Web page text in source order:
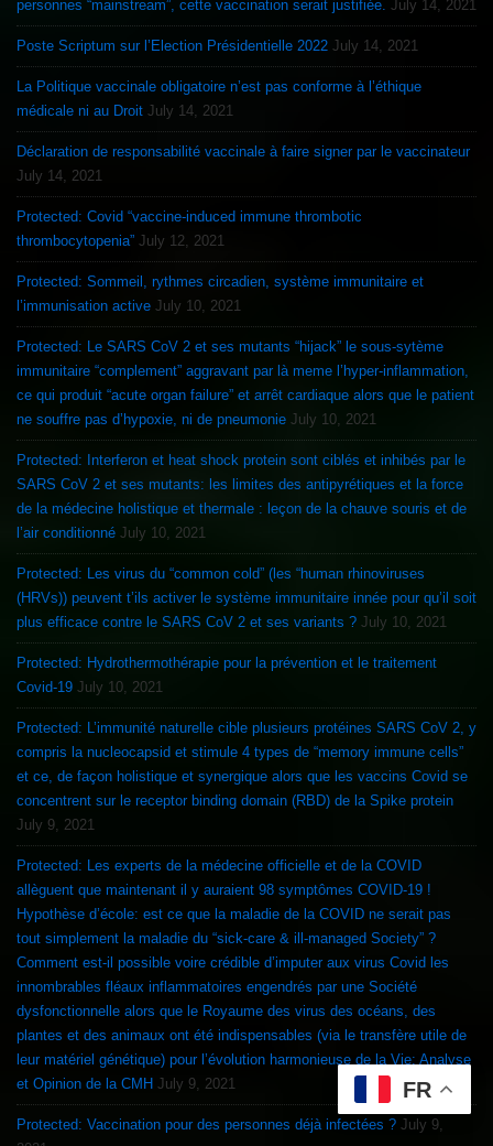
personnes “mainstream”, cette vaccination serait justifiée. July 14, 2021
Poste Scriptum sur l’Election Présidentielle 2022 July 14, 2021
La Politique vaccinale obligatoire n’est pas conforme à l’éthique
médicale ni au Droit July 14, 2021
Déclaration de responsabilité vaccinale à faire signer par le vaccinateur
July 14, 2021
Protected: Covid “vaccine-induced immune thrombotic
thrombocytopenia” July 12, 2021
Protected: Sommeil, rythmes circadien, système immunitaire et
l’immunisation active July 10, 2021
Protected: Le SARS CoV 2 et ses mutants “hijack” le sous-sytème
immunitaire “complement” aggravant par là meme l’hyper-inflammation,
ce qui produit “acute organ failure” et arrêt cardiaque alors que le patient
ne souffre pas d’hypoxie, ni de pneumonie July 10, 2021
Protected: Interferon et heat shock protein sont ciblés et inhibés par le
SARS CoV 2 et ses mutants: les limites des antipyrétiques et la force
de la médecine holistique et thermale : leçon de la chauve souris et de
l’air conditionné July 10, 2021
Protected: Les virus du “common cold” (les “human rhinoviruses
(HRVs)) peuvent t’ils activer le système immunitaire innée pour qu’il soit
plus efficace contre le SARS CoV 2 et ses variants ? July 10, 2021
Protected: Hydrothermothérapie pour la prévention et le traitement
Covid-19 July 10, 2021
Protected: L’immunité naturelle cible plusieurs protéines SARS CoV 2, y
compris la nucleocapsid et stimule 4 types de “memory immune cells”
et ce, de façon holistique et synergique alors que les vaccins Covid se
concentrent sur le receptor binding domain (RBD) de la Spike protein
July 9, 2021
Protected: Les experts de la médecine officielle et de la COVID
allèguent que maintenant il y auraient 98 symptômes COVID-19 !
Hypothèse d’école: est ce que la maladie de la COVID ne serait pas
tout simplement la maladie du “sick-care & ill-managed Society” ?
Comment est-il possible voire crédible d’imputer aux virus Covid les
innombrables fléaux inflammatoires engendrés par une Société
dysfonctionnelle alors que le Royaume des virus des océans, des
plantes et des animaux ont été indispensables (via le transfère utile de
leur matériel génétique) pour l’évolution harmonieuse de la Vie: Analyse
et Opinion de la CMH July 9, 2021
Protected: Vaccination pour des personnes déjà infectées ? July 9,
FR